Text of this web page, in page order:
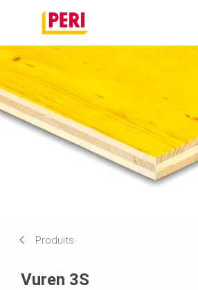
Produits
Vuren 3S